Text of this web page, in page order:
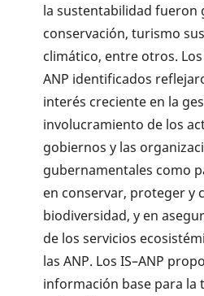
la sustentabilidad fueron
conservación, turismo
climático, entre otros. Los
ANP identificados
interés creciente en la
involucramiento de los
gobiernos y las
gubernamentales como
en conservar, proteger y
biodiversidad, y en
de los servicios
las ANP. Los IS–ANP
información base para la